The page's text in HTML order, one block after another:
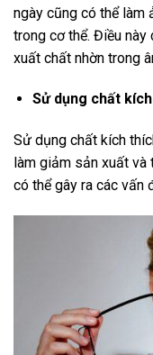
ngày cũng có thể làm
trong cơ thể. Điều
xuất chất nhờn trong
Sử dụng chất
Sử dụng chất kích
làm giảm sản xuất và
có thể gây ra các vấn